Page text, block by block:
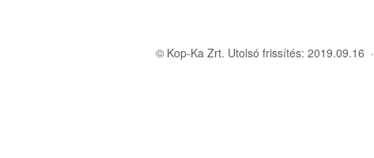
© Kop-Ka Zrt. Utolsó frissítés: 2019.09.16 ·